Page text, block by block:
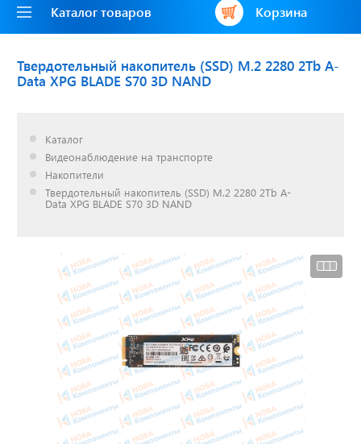
Каталог товаров Корзина
г. Нижний Новгород
Акции. Скидки.
Спецпредложения.
Узнать подробнее...
Твердотельный накопитель (SSD) М.2 2280 2Tb A-
Data XPG BLADE S70 3D NAND
Каталог
Видеонаблюдение на транспорте
Накопители
Твердотельный накопитель (SSD) М.2 2280 2Tb A-
Data XPG BLADE S70 3D NAND